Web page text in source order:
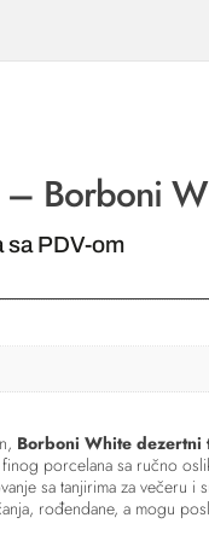
Borboni
RSD.
sa PDV-om
Borboni White dezertni
porcelana sa ručno
sa tanjirima za večeru i
rođendane, a mogu